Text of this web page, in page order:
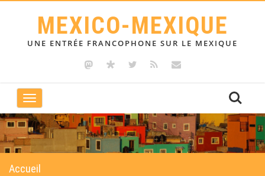
MEXICO-MEXIQUE
UNE ENTRÉE FRANCOPHONE SUR LE MEXIQUE
Toggle
navigation
Accueil